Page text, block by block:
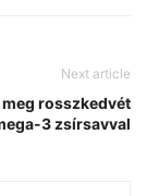
Next article
rosszkedvét
3 zsírsavval